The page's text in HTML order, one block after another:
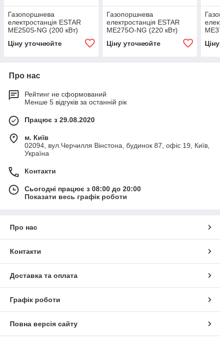
Газопоршнева
електростанція ESTAR
МE250S-NG (200 кВт)
Ціну уточнюйте
Газопоршнева
електростанція ESTAR
МE275O-NG (220 кВт)
Ціну уточнюйте
Про нас
Рейтинг не сформований
Менше 5 відгуків за останній рік
Працює з 29.08.2020
м. Київ
02094, вул.Черчилля Вінстона, будинок 87, офіс 19, Київ,
Україна
Контакти
Сьогодні працює з 08:00 до 20:00
Показати весь графік роботи
Про нас
Контакти
Доставка та оплата
Графік роботи
Повна версія сайту